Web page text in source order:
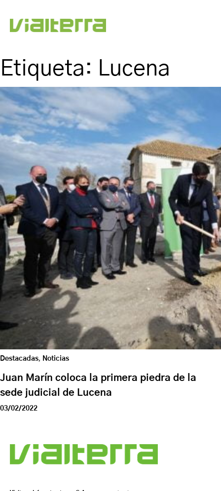
Etiqueta: Lucena
Destacadas, Noticias
Juan Marín coloca la primera piedra de la
sede judicial de Lucena
03/02/2022